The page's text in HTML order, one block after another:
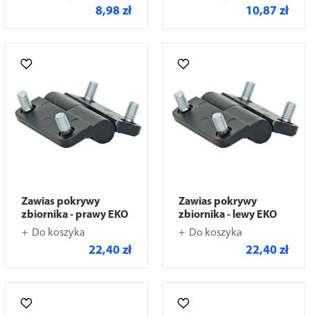
8,98 zł 10,87 zł
Zawias pokrywy
zbiornika - prawy EKO
Do koszyka
22,40 zł
Zawias pokrywy
zbiornika - lewy EKO
Do koszyka
22,40 zł